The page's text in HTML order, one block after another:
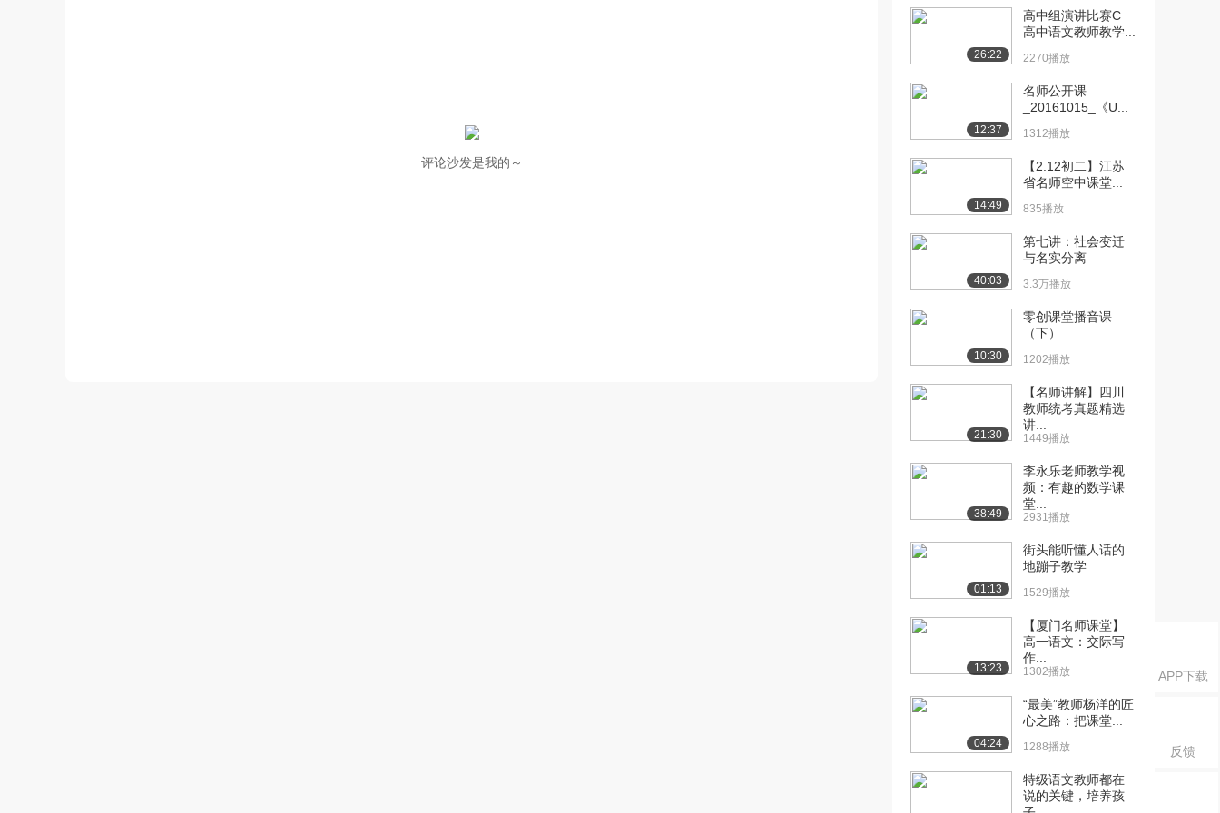
APP下载
反馈
评论沙发是我的～
[10] 11(高清)王崧舟《长
相思》（上）
3002播放
21:14
[11] 11(高清)王崧舟《长
相思》（中）
2447播放
21:15
[12] 11(高清)王崧舟《长
相思》（下）
1419播放
21:10
[13] 12(标清)王崧舟《慈
28:09
[14] 12(标清)王崧舟《慈
28:13
[15] 12(标清)王崧舟《慈
28:02
[16] 13(标清)王崧舟《二
23:24
泉映月》（中...
泉映月》（下...
小鸭》（上）
[20] 14(标清)王崧舟《丑
小鸭》（中）
26:22
高中组演讲比赛C
高中语文教师教学...
2270播放
12:37
名师公开课
_20161015_《U...
1312播放
14:49
【2.12初二】江苏
省名师空中课堂...
835播放
40:03
第七讲：社会变迁
与名实分离
3.3万播放
10:30
零创课堂播音课
（下）
1202播放
21:30
【名师讲解】四川
教师统考真题精选
讲...
1449播放
38:49
李永乐老师教学视
频：有趣的数学课
堂...
2931播放
01:13
街头能听懂人话的
地蹦子教学
1529播放
13:23
【厦门名师课堂】
高一语文：交际写
作...
1302播放
04:24
“最美”教师杨洋的匠
心之路：把课堂...
1288播放
特级语文教师都在
说的关键，培养孩